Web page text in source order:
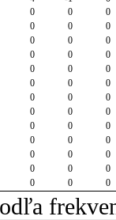
0 0
0
0 0
0
0 0
0
0 0
0
0 0
0
0 0
0
0 0
0
0 0
0
0 0
0
0 0
0
0 0
0
0 0
0
0 0 0